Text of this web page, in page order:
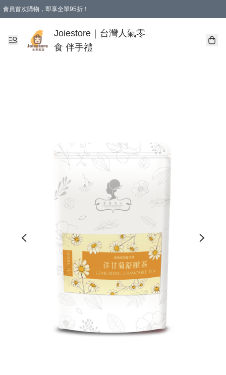
會員首次購物，即享全單95折！
購物滿 HKD 350.00即享免運費優惠！（適用於 本地送貨、本地取貨 )
Joiestore｜台灣人氣零
食 伴手禮